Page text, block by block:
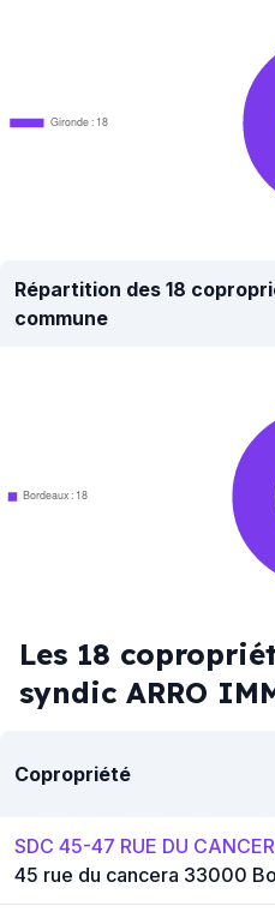
Gironde : 18
Répartition des 18
commune
Bordeaux : 18
Les 18
syndic ARRO
Copropriété
SDC 45-47 RUE DU
45 rue du cancera 33000